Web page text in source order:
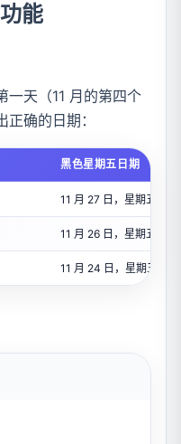
能
一天（11 月的第四个
确的日期：
黑色星期五日期
11 月 27 日，星期五
11 月 26 日，星期五
11 月 24 日，星期五